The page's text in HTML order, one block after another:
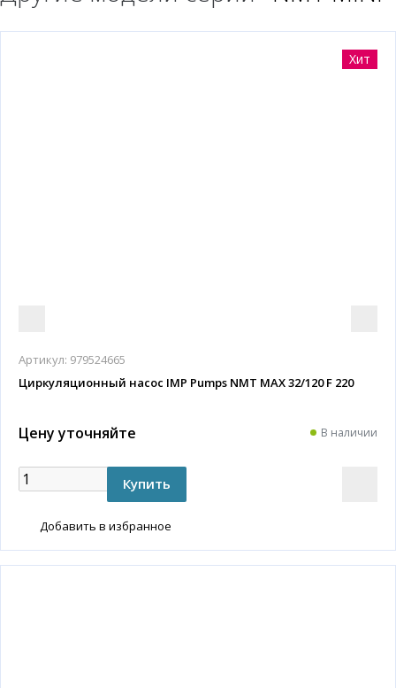
Хит
Артикул: 979524665
Циркуляционный насос IMP Pumps NMT MAX 32/120 F 220
Цену уточняйте В наличии
Добавить в избранное